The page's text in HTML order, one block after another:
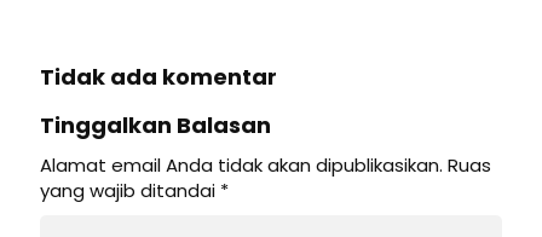
Tidak ada komentar
Tinggalkan Balasan
Alamat email Anda tidak akan dipublikasikan. Ruas
yang wajib ditandai *